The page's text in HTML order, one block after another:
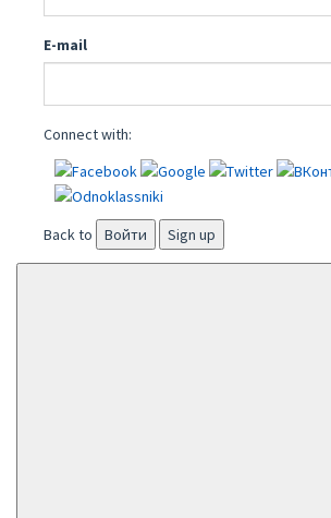
E-mail
Connect with:
Back to Войти Sign up